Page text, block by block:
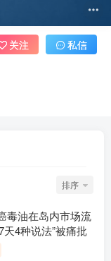
关注 私信
排序
毒油在岛内市场流
天4种说法”被痛批